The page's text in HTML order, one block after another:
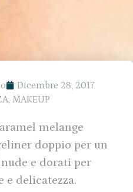
Dicembre 28, 2017
, MAKEUP
melange
doppio per un
e dorati per
e delicatezza.